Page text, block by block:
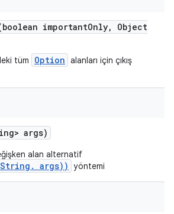
importantOnly,
Object
tüm Option alanları için çıkış
args)
alan alternatif
args)) yöntemi